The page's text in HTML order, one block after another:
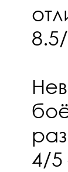
4/5